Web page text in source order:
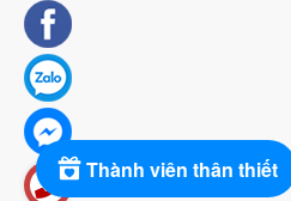
Thành viên thân thiết